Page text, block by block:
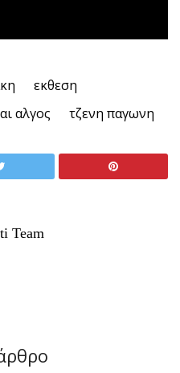
εκθεση
αλγος τζενη παγωνη
Team